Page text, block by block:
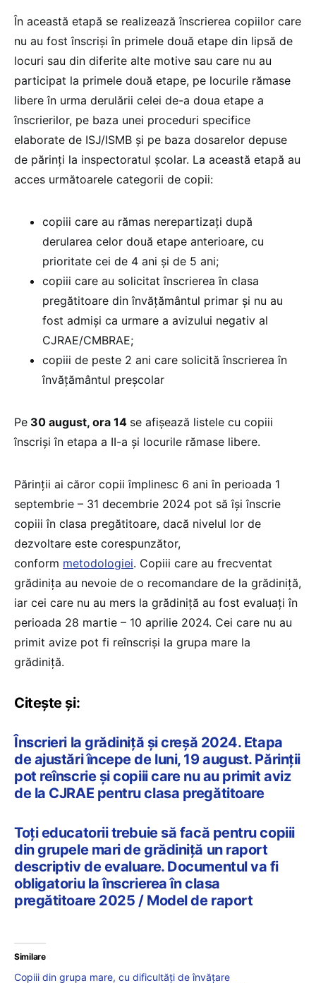
În această etapă se realizează înscrierea copiilor care
nu au fost înscriși în primele două etape din lipsă de
locuri sau din diferite alte motive sau care nu au
participat la primele două etape, pe locurile rămase
libere în urma derulării celei de-a doua etape a
înscrierilor, pe baza unei proceduri specifice
elaborate de ISJ/ISMB și pe baza dosarelor depuse
de părinți la inspectoratul școlar. La această etapă au
acces următoarele categorii de copii:
copiii care au rămas nerepartizați după
derularea celor două etape anterioare, cu
prioritate cei de 4 ani și de 5 ani;
copiii care au solicitat înscrierea în clasa
pregătitoare din învățământul primar și nu au
fost admiși ca urmare a avizului negativ al
CJRAE/CMBRAE;
copiii de peste 2 ani care solicită înscrierea în
învățământul preșcolar
Pe 30 august, ora 14 se afișează listele cu copiii
înscriși în etapa a II-a și locurile rămase libere.
Părinții ai căror copii împlinesc 6 ani în perioada 1
septembrie – 31 decembrie 2024 pot să își înscrie
copiii în clasa pregătitoare, dacă nivelul lor de
dezvoltare este corespunzător,
conform metodologiei. Copiii care au frecventat
grădinița au nevoie de o recomandare de la grădiniță,
iar cei care nu au mers la grădiniță au fost evaluați în
perioada 28 martie – 10 aprilie 2024. Cei care nu au
primit avize pot fi reînscriși la grupa mare la
grădiniță.
Citește și:
Înscrieri la grădiniță și creșă 2024. Etapa
de ajustări începe de luni, 19 august. Părinții
pot reînscrie și copiii care nu au primit aviz
de la CJRAE pentru clasa pregătitoare
Toți educatorii trebuie să facă pentru copiii
din grupele mari de grădiniță un raport
descriptiv de evaluare. Documentul va fi
obligatoriu la înscrierea în clasa
pregătitoare 2025 / Model de raport
Similare
Copiii din grupa mare, cu dificultăți de învățare